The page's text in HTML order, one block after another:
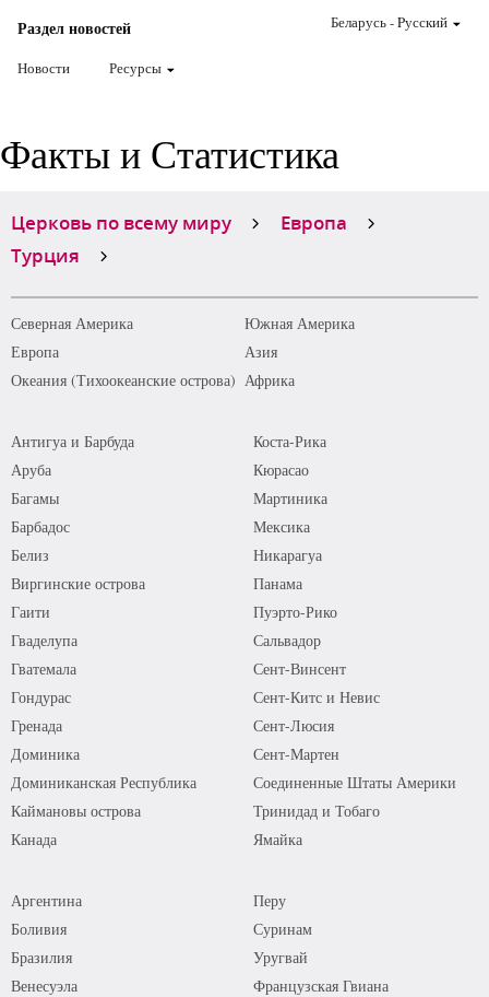
Раздел новостей
Новости Ресурсы
Беларусь-Pусский
Факты и Статистика
Церковь по всему миру
Европа
Турция
Северная Америка
Южная Америка
Европа
Азия
Океания (Тихоокеанские острова) Африка
Антигуа и Барбуда
Аруба
Багамы
Барбадос
Белиз
Виргинские острова
Гаити
Гваделупа
Гватемала
Гондурас
Гренада
Доминика
Доминиканская Республика
Каймановы острова
Канада
Коста-Рика
Кюрасао
Мартиника
Мексика
Никарагуа
Панама
Пуэрто-Рико
Сальвадор
Сент-Винсент
Сент-Китс и Невис
Сент-Люсия
Сент-Мартен
Соединенные Штаты Америки
Тринидад и Тобаго
Ямайка
Аргентина
Боливия
Бразилия
Венесуэла
Перу
Суринам
Уругвай
Французская Гвиана